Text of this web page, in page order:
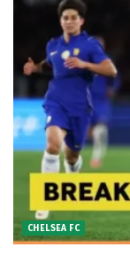
CHELSEA FC